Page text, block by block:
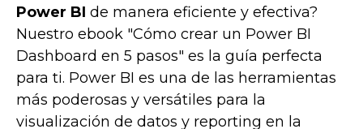
Power BI de manera eficiente y efectiva?
Nuestro ebook "Cómo crear un Power BI
Dashboard en 5 pasos" es la guía perfecta
para ti. Power BI es una de las herramientas
más poderosas y versátiles para la
visualización de datos y reporting en la